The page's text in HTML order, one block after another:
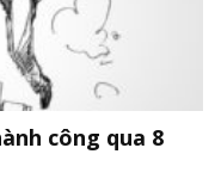
công qua 8